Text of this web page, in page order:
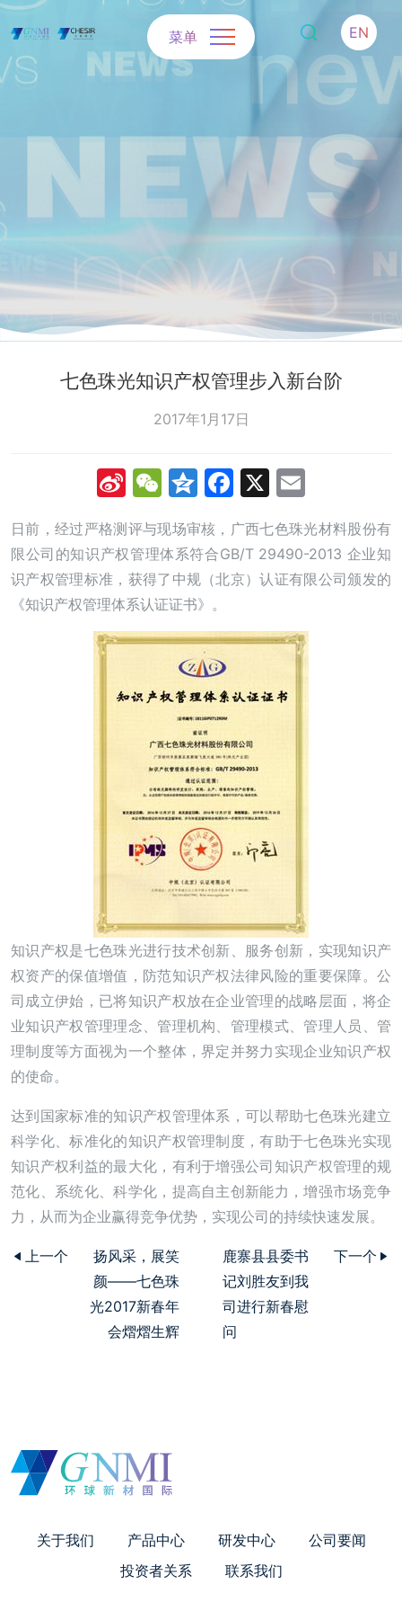
EN
菜单
七色珠光知识产权管理步入新台阶
2017年1月17日
SinaWeChat
Qzone
Facebook
X
日前，经过严格测评与现场审核，广西七色珠光材料股份有
限公司的知识产权管理体系符合GB/T 29490-2013 企业知
识产权管理标准，获得了中规（北京）认证有限公司颁发的
《知识产权管理体系认证证书》。
知识产权是七色珠光进行技术创新、服务创新，实现知识产
权资产的保值增值，防范知识产权法律风险的重要保障。公
司成立伊始，已将知识产权放在企业管理的战略层面，将企
业知识产权管理理念、管理机构、管理模式、管理人员、管
理制度等方面视为一个整体，界定并努力实现企业知识产权
的使命。
达到国家标准的知识产权管理体系，可以帮助七色珠光建立
科学化、标准化的知识产权管理制度，有助于七色珠光实现
知识产权利益的最大化，有利于增强公司知识产权管理的规
范化、系统化、科学化，提高自主创新能力，增强市场竞争
力，从而为企业赢得竞争优势，实现公司的持续快速发展。
上一个
扬风采，展笑
颜——七色珠
光2017新春年
会熠熠生辉
鹿寨县县委书
记刘胜友到我
司进行新春慰
问
下一个
关于我们 产品中心 研发中心
公司要闻
投资者关系
联系我们